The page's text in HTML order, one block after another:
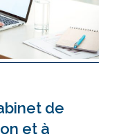
de
et à